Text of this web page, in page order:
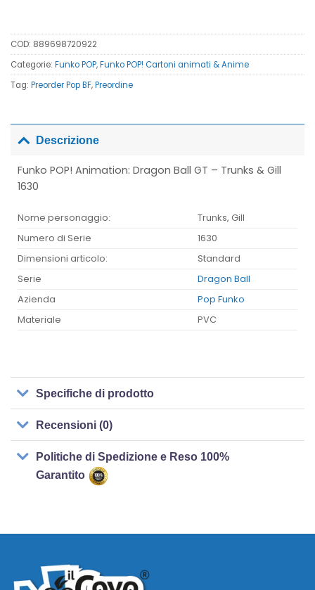
COD: 889698720922
Categorie: Funko POP,Funko POP! Cartoni animati & Anime
Tag: Preorder Pop BF,Preordine
Descrizione
Funko POP! Animation: Dragon Ball GT – Trunks & Gill
1630
Nome personaggio:
Trunks, Gill
Numero di Serie
1630
Dimensioni articolo:
Standard
Serie
Dragon Ball
Azienda
Pop Funko
Materiale
PVC
Specifiche di prodotto
Recensioni (0)
Politiche di Spedizione e Reso 100%
Garantito